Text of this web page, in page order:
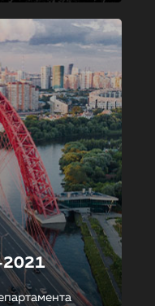
2021